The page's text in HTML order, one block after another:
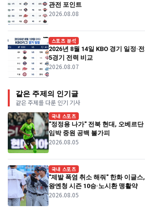
관전 포인트
2026.08.08
스포츠 분석
2026년 8월 14일 KBO 경기 일정·
5경기 전력 비교
2026.08.07
같은 주제의 인기글
같은 주제를 다룬 인기 기사
국내 스포츠
"정정용 나가" 전북 현대, 오베르
임박 중원 공백 불가피
2026.08.05
국내 스포츠
"제발 폭염 취소 해줘" 한화 이글
왕옌청 시즌 10승·노시환 맹활약
2026.08.05